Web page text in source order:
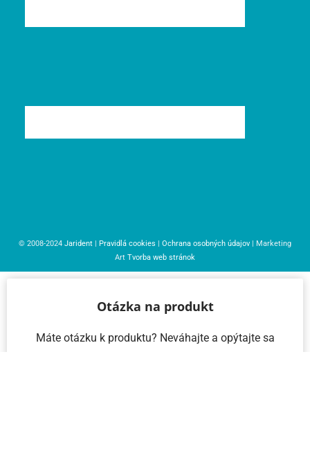
© 2008-2024 Jarident Pravidlá cookies Ochrana osobných údajov | Marketing
Art Tvorba web stránok
Otázka na produkt
Máte otázku k produktu? Neváhajte a opýtajte sa